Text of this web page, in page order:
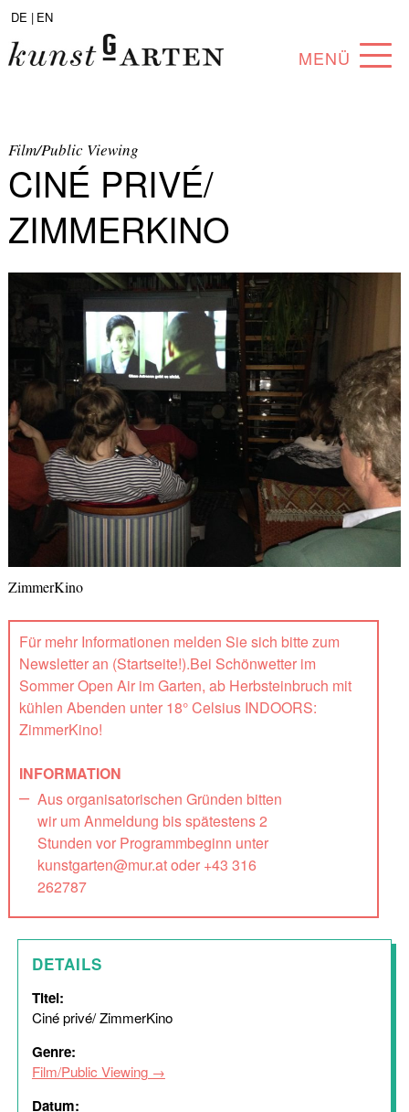
DE | EN
MENÜ
SAMMLUNG
KÜNSTLER*INNEN
PARTNER*INNEN
ANGEBOTE
Film/Public Viewing
CINÉ PRIVÉ/
ZIMMERKINO
ZimmerKino
Für mehr Informationen melden Sie sich bitte zum
Newsletter an (Startseite!).Bei Schönwetter im
Sommer Open Air im Garten, ab Herbsteinbruch mit
kühlen Abenden unter 18° Celsius INDOORS:
ZimmerKino!
INFORMATION
Aus organisatorischen Gründen bitten
wir um Anmeldung bis spätestens 2
Stunden vor Programmbeginn unter
kunstgarten@mur.at oder +43 316
262787
DETAILS
Titel:
Ciné privé/ ZimmerKino
Genre:
Film/Public Viewing
Datum: